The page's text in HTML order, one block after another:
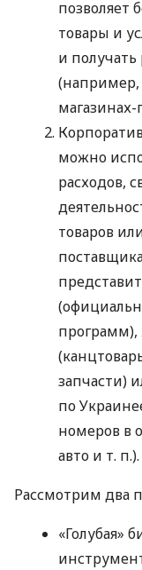
позволяет
товары и
и
(например,
магазинах-
можно
расходов,
товаров
программ),
запчасти)
по
номеров в
авто и т. п.).
Рассмотрим два
«Голубая»